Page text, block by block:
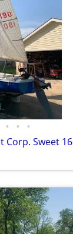
• • •
Corp. Sweet 16